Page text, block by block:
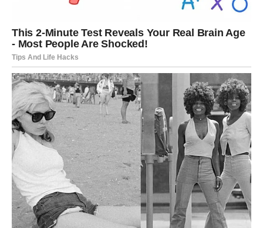
NEKO PREPOZNAJE VAŠU
VRIJEDNOST
Jarčevi često rade više nego što govore.
I upravo zato ponekad ostanu u sjeni ljudi koji su glasniji.